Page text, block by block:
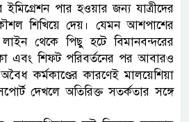
পার হওয়ার জন্য যাত্রীদের
শিখিয়ে দেয়। যেমন আশপাশের
থেকে পিছু হটে বিমানবন্দরের
এবং শিফট পরিবর্তনের পর আবারও
কর্মকাণ্ডের কারণেই মালয়েশিয়া
দেখলে অতিরিক্ত সতর্কতার সঙ্গে